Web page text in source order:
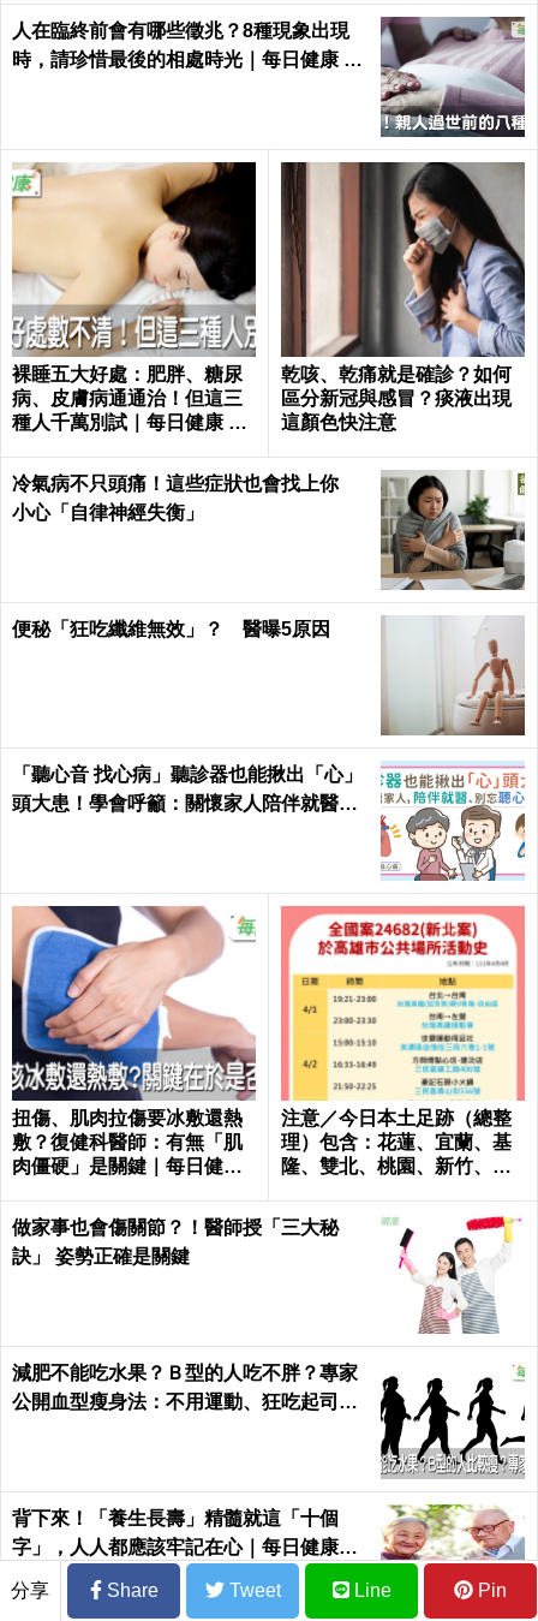
人在臨終前會有哪些徵兆？8種現象出現
時，請珍惜最後的相處時光｜每日健康 He
裸睡五大好處：肥胖、糖尿
病、皮膚病通通治！但這三
種人千萬別試｜每日健康 He
乾咳、乾痛就是確診？如何
區分新冠與感冒？痰液出現
這顏色快注意
冷氣病不只頭痛！這些症狀也會找上你
小心「自律神經失衡」
便秘「狂吃纖維無效」？ 醫曝5原因
「聽心音 找心病」聽診器也能揪出「心」
頭大患！學會呼籲：關懷家人陪伴就醫、
扭傷、肌肉拉傷要冰敷還熱
敷？復健科醫師：有無「肌
肉僵硬」是關鍵｜每日健康
注意／今日本土足跡（總整
理）包含：花蓮、宜蘭、基
隆、雙北、桃園、新竹、台
做家事也會傷關節？！醫師授「三大秘
訣」 姿勢正確是關鍵
減肥不能吃水果？Ｂ型的人吃不胖？專家
公開血型瘦身法：不用運動、狂吃起司也
背下來！「養生長壽」精髓就這「十個
字」，人人都應該牢記在心｜每日健康He
alth
分享 Share Tweet Line Pin